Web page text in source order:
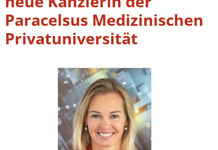
Paracelsus Medizinischen
Privatuniversität